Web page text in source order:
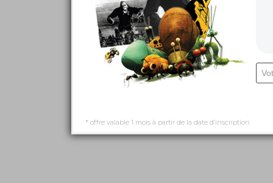
* offre valable 1 mois à partir de la date d’inscription